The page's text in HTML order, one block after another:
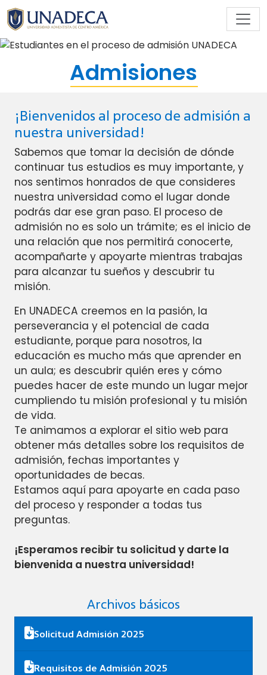
Proceso de Admisiones
Admisiones
¡Bienvenidos al proceso de admisión a
nuestra universidad!
Sabemos que tomar la decisión de dónde
continuar tus estudios es muy importante, y
nos sentimos honrados de que consideres
nuestra universidad como el lugar donde
podrás dar ese gran paso. El proceso de
admisión no es solo un trámite; es el inicio de
una relación que nos permitirá conocerte,
acompañarte y apoyarte mientras trabajas
para alcanzar tu sueños y descubrir tu
misión.
En UNADECA creemos en la pasión, la
perseverancia y el potencial de cada
estudiante, porque para nosotros, la
educación es mucho más que aprender en
un aula; es descubrir quién eres y cómo
puedes hacer de este mundo un lugar mejor
cumpliendo tu misión profesional y tu misión
de vida.
Te animamos a explorar el sitio web para
obtener más detalles sobre los requisitos de
admisión, fechas importantes y
oportunidades de becas.
Estamos aquí para apoyarte en cada paso
del proceso y responder a todas tus
preguntas.
¡Esperamos recibir tu solicitud y darte la
bienvenida a nuestra universidad!
Archivos básicos
Solicitud Admisión 2025
Requisitos de Admisión 2025